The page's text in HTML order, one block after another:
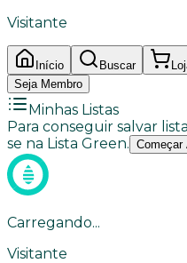
Visitante
Início Buscar
Seja Membro
Minhas Listas
Para conseguir salvar
se na Lista Green. Começar
Carregando...
Visitante